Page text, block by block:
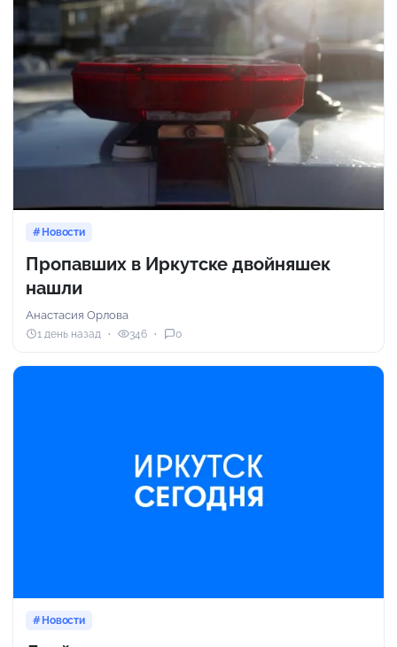
Новости
Пропавших в Иркутске двойняшек
нашли
Анастасия Орлова
1 день назад 346 0
Новости